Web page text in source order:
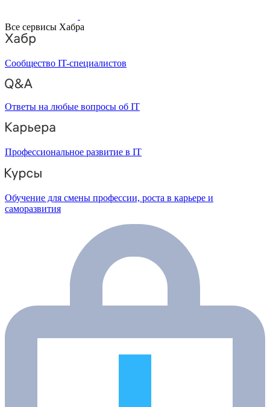
Все сервисы Хабра
Сообщество IT-специалистов
Ответы на любые вопросы об IT
Профессиональное развитие в IT
Обучение для смены профессии, роста в карьере и
саморазвития